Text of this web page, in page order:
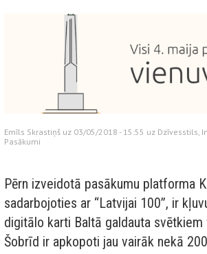
Emīls Skrastiņš uz 03/05/2018 - 15:55 uz Dzīvesstils,
Pasākumi
Pērn izveidotā pasākumu platforma
sadarbojoties ar “Latvijai 100”, ir
digitālo karti Baltā galdauta svētkiem
Šobrīd ir apkopoti jau vairāk nekā